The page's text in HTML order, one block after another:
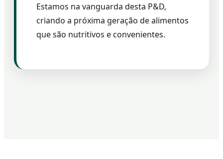
Estamos na vanguarda desta P&D,
criando a próxima geração de alimentos
que são nutritivos e convenientes.